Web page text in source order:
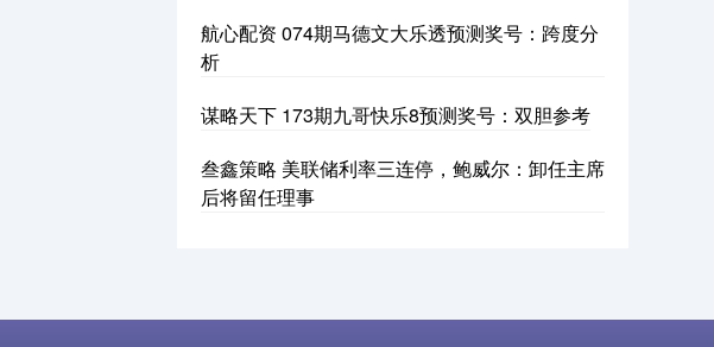
航心配资 074期马德文大乐透预测奖号：跨度分
析
谋略天下 173期九哥快乐8预测奖号：双胆参考
叁鑫策略 美联储利率三连停，鲍威尔：卸任主席
后将留任理事